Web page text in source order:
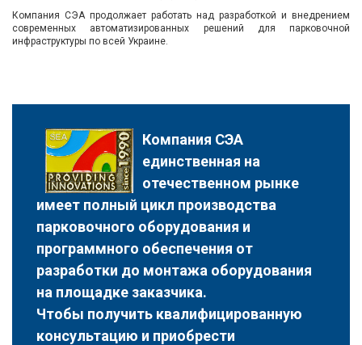
Компания СЭА продолжает работать над разработкой и внедрением
современных автоматизированных решений для парковочной
инфраструктуры по всей Украине.
Компания СЭА
единственная на
отечественном рынке
имеет полный цикл производства
парковочного оборудования и
программного обеспечения от
разработки до монтажа оборудования
на площадке заказчика.
Чтобы получить квалифицированную
консультацию и приобрести